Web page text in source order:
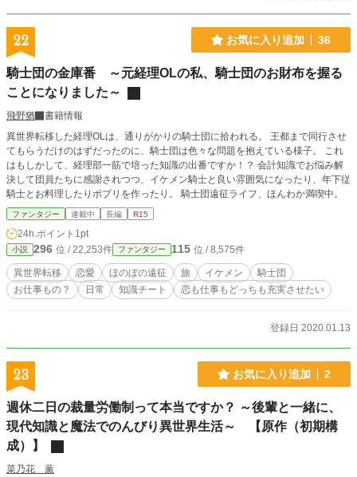
22 お気に入り追加 36
騎士団の金庫番 ～元経理OLの私、騎士団のお財布を握る
ことになりました～
飛野猶
書籍情報
異世界転移した経理OLは、通りがかりの騎士団に拾われる。 王都まで同行させ
てもらうだけのはずだったのに、騎士団は色々な問題を抱えている様子。 これ
はもしかして、経理部一筋で培った知識の出番ですか！？ 会計知識でお悩み解
決して団員たちに感謝されつつ、イケメン騎士と良い雰囲気になったり、年下従
騎士とお料理したりポプリを作ったり。 騎士団遠征ライフ、ほんわか満喫中。
ファンタジー 連載中 長編 R15
24h.ポイント 1pt
小説 296 位 / 22,253件 ファンタジー 115 位 / 8,575件
異世界転移 恋愛 ほのぼの遠征 旅 イケメン
騎士団
お仕事もの？
日常 知識チート 恋も仕事もどっちも充実させたい
登録日 2020.01.13
23 お気に入り追加 2
週休二日の裁量労働制って本当ですか？ ～後輩と一緒に、
現代知識と魔法でのんびり異世界生活～ 【原作（初期構
成）】
菜乃花 薫